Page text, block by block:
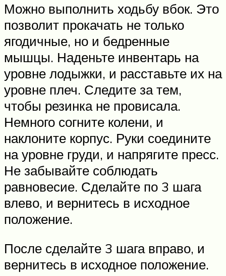
Можно выполнить ходьбу вбок. Это
позволит прокачать не только
ягодичные, но и бедренные
мышцы. Наденьте инвентарь на
уровне лодыжки, и расставьте их на
уровне плеч. Следите за тем,
чтобы резинка не провисала.
Немного согните колени, и
наклоните корпус. Руки соедините
на уровне груди, и напрягите пресс.
Не забывайте соблюдать
равновесие. Сделайте по 3 шага
влево, и вернитесь в исходное
положение.
После сделайте 3 шага вправо, и
вернитесь в исходное положение.